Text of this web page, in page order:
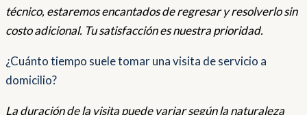
técnico, estaremos encantados de regresar y resolverlo sin
costo adicional. Tu satisfacción es nuestra prioridad.
¿Cuánto tiempo suele tomar una visita de servicio a
domicilio?
La duración de la visita puede variar según la naturaleza